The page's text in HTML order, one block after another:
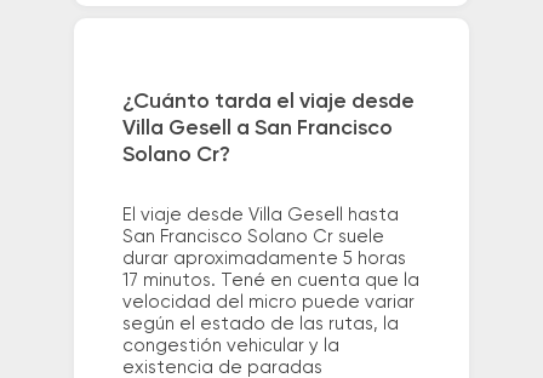
¿Cuánto tarda el viaje desde
Villa Gesell a San Francisco
Solano Cr?
El viaje desde Villa Gesell hasta
San Francisco Solano Cr suele
durar aproximadamente 5 horas
17 minutos. Tené en cuenta que la
velocidad del micro puede variar
según el estado de las rutas, la
congestión vehicular y la
existencia de paradas